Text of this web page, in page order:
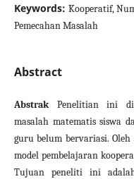
Keywords: Kooperatif,
Pemecahan Masalah
Abstract
Abstrak Penelitian ini
masalah matematis siswa
guru belum bervariasi.
model pembelajaran
Tujuan peneliti ini